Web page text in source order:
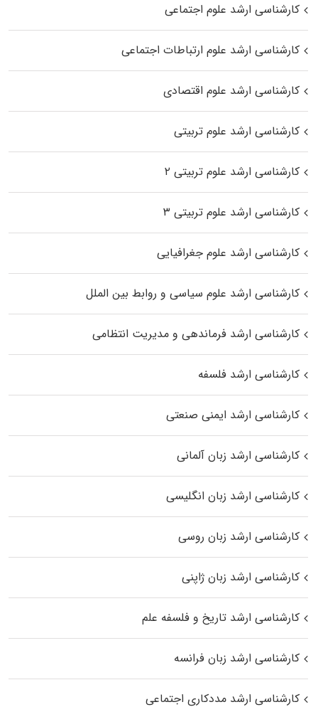
کارشناسی ارشد علوم اجتماعی
کارشناسی ارشد علوم ارتباطات اجتماعی
کارشناسی ارشد علوم اقتصادی
کارشناسی ارشد علوم تربیتی
کارشناسی ارشد علوم تربیتی ۲
کارشناسی ارشد علوم تربیتی ۳
کارشناسی ارشد علوم جغرافیایی
کارشناسی ارشد علوم سیاسی و روابط بین الملل
کارشناسی ارشد فرماندهی و مدیریت انتظامی
کارشناسی ارشد فلسفه
کارشناسی ارشد ایمنی صنعتی
کارشناسی ارشد زبان آلمانی
کارشناسی ارشد زبان انگلیسی
کارشناسی ارشد زبان روسی
کارشناسی ارشد زبان ژاپنی
کارشناسی ارشد تاریخ و فلسفه علم
کارشناسی ارشد زبان فرانسه
کارشناسی ارشد مددکاری اجتماعی